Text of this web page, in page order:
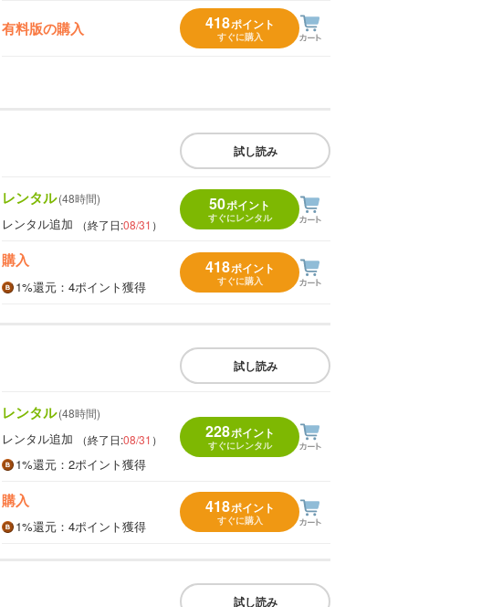
有料版の購入 418ポイント
すぐに購入
試し読み
レンタル(48時間)
レンタル追加 （終了日:08/31 ）
50ポイント
すぐにレンタル
購入
1%還元 ：4ポイント獲得
418ポイント
すぐに購入
試し読み
レンタル(48時間)
レンタル追加 （終了日:08/31 ）
1%還元 ：2ポイント獲得
228ポイント
すぐにレンタル
購入
1%還元 ：4ポイント獲得
418ポイント
すぐに購入
試し読み